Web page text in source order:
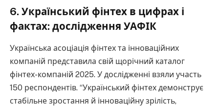
6. Український фінтех в цифрах і
фактах: дослідження УАФІК
Українська асоціація фінтех та інноваційних
компаній представила свій щорічний каталог
фінтех-компаній 2025. У дослідженні взяли участь
150 респондентів. “Український фінтех демонструє
стабільне зростання й інноваційну зрілість,